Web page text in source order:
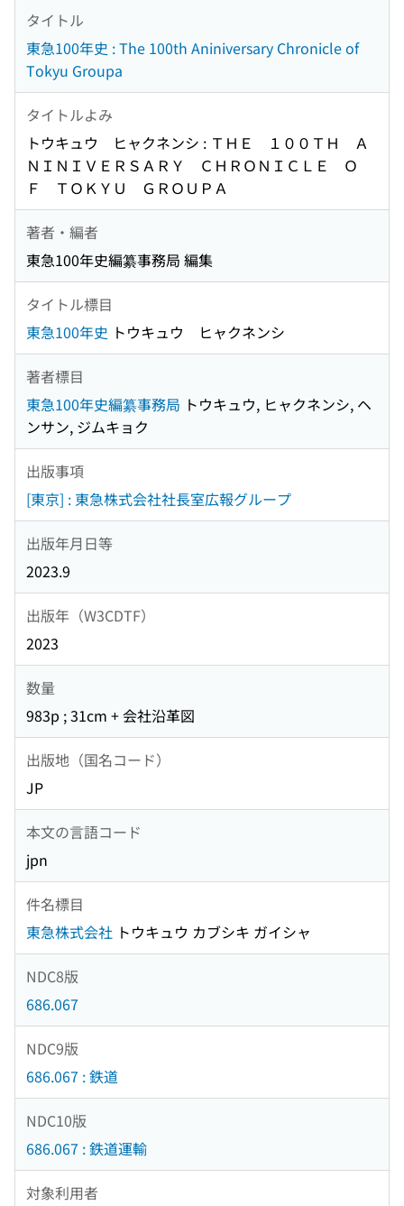
タイトル
東急100年史 : The 100th Aniniversary Chronicle of
Tokyu Groupa
タイトルよみ
トウキュウ ヒャクネンシ : ＴＨＥ １００ＴＨ Ａ
ＮＩＮＩＶＥＲＳＡＲＹ ＣＨＲＯＮＩＣＬＥ Ｏ
Ｆ ＴＯＫＹＵ ＧＲＯＵＰＡ
著者・編者
東急100年史編纂事務局 編集
タイトル標目
東急100年史 トウキュウ ヒャクネンシ
著者標目
東急100年史編纂事務局 トウキュウ, ヒャクネンシ, ヘ
ンサン, ジムキョク
出版事項
[東京] : 東急株式会社社長室広報グループ
出版年月日等
2023.9
出版年（W3CDTF）
2023
数量
983p ; 31cm + 会社沿革図
出版地（国名コード）
JP
本文の言語コード
jpn
件名標目
東急株式会社 トウキュウ カブシキ ガイシャ
NDC8版
686.067
NDC9版
686.067 : 鉄道
NDC10版
686.067 : 鉄道運輸
対象利用者